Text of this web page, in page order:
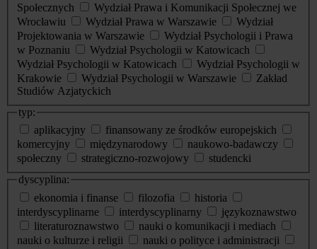
Społecznych
Wydział Prawa i Komunikacji Społecznej we
Wrocławiu
Wydział Prawa w Warszawie
Wydział
Projektowania w Warszawie
Wydział Psychologii i Prawa
w Poznaniu
Wydział Psychologii w Katowicach
Wydział Psychologii w Katowicach
Wydział Psychologii w
Krakowie
Wydział Psychologii w Warszawie
Zakład
Studiów Azjatyckich
typ:
aplikacyjny
finansowany ze środków europejskich
komercyjny
międzynarodowy
naukowo-badawczy
społeczny
strategiczno-rozwojowy
studencki
dyscyplina:
ekonomia i finanse
filozofia
historia
interdyscyplinarne
interdyscyplinarny
językoznawstwo
literaturoznawstwo
nauki o komunikacji i mediach
nauki o kulturze i religii
nauki o polityce i administracji